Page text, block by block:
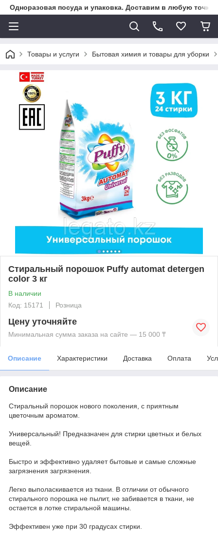
Одноразовая посуда и упаковка. Доставим в любую точку
Товары и услуги Бытовая химия и товары для уборки
Стиральный порошок Puffy automat detergen
color 3 кг
В наличии
Код: 15171
Розница
Цену уточняйте
Минимальная сумма заказа на сайте — 15 000 ₸
Описание Характеристики Доставка Оплата
Описание
Стиральный порошок нового поколения, с приятным
цветочным ароматом.
Универсальный! Предназначен для стирки цветных и белых
вещей.
Быстро и эффективно удаляет бытовые и самые сложные
загрязнения загрязнения.
Легко выполаскивается из ткани. В отличии от обычного
стирального порошка не пылит, не забивается в ткани, не
остается в лотке стиральной машины.
Эффективен уже при 30 градусах стирки.